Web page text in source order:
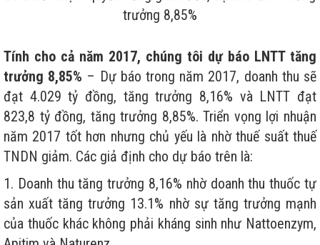
trưởng 8,85%
Tính cho cả năm 2017, chúng tôi dự báo LNTT tăng
trưởng 8,85% – Dự báo trong năm 2017, doanh thu sẽ
đạt 4.029 tỷ đồng, tăng trưởng 8,16% và LNTT đạt
823,8 tỷ đồng, tăng trưởng 8,85%. Triển vọng lợi nhuận
năm 2017 tốt hơn nhưng chủ yếu là nhờ thuế suất thuế
TNDN giảm. Các giả định cho dự báo trên là:
1. Doanh thu tăng trưởng 8,16% nhờ doanh thu thuốc tự
sản xuất tăng trưởng 13.1% nhờ sự tăng trưởng mạnh
của thuốc khác không phải kháng sinh như Nattoenzym,